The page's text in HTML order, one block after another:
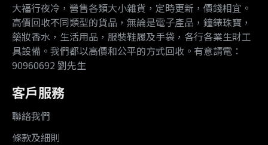
大福行夜冷，營售各類大小雜貨，定時更新，價錢相宜。
高價回收不同類型的貨品，無論是電子產品，鐘錶珠寶，
藥妝香水，生活用品，服裝鞋履及手袋，各行各業生財工
具設備。我們都以高價和公平的方式回收。有意請電：
90960692 劉先生
客戶服務
聯絡我們
條款及細則